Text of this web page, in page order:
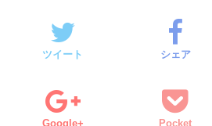
ツイート シェア
Google+ Pocket